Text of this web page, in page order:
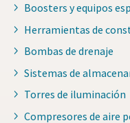
Boosters y equipos
Herramientas de
Bombas de drenaje
Sistemas de
Torres de iluminación
Compresores de aire